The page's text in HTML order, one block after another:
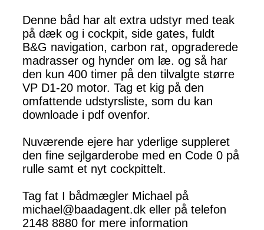
Denne båd har alt extra udstyr med teak
på dæk og i cockpit, side gates, fuldt
B&G navigation, carbon rat, opgraderede
madrasser og hynder om læ. og så har
den kun 400 timer på den tilvalgte større
VP D1-20 motor. Tag et kig på den
omfattende udstyrsliste, som du kan
downloade i pdf ovenfor.
Nuværende ejere har yderlige suppleret
den fine sejlgarderobe med en Code 0 på
rulle samt et nyt cockpittelt.
Tag fat I bådmægler Michael på
michael@baadagent.dk eller på telefon
2148 8880 for mere information